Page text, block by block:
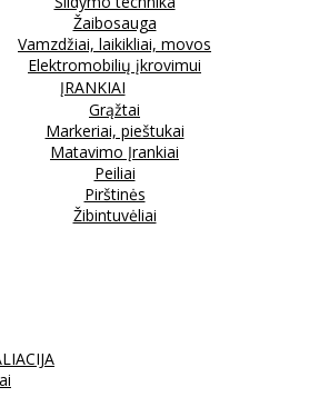
Žaibosauga
Vamzdžiai, laikikliai, movos
Elektromobilių įkrovimui
ĮRANKIAI
Grąžtai
Markeriai, pieštukai
Matavimo Įrankiai
Peiliai
Pirštinės
Žibintuvėliai